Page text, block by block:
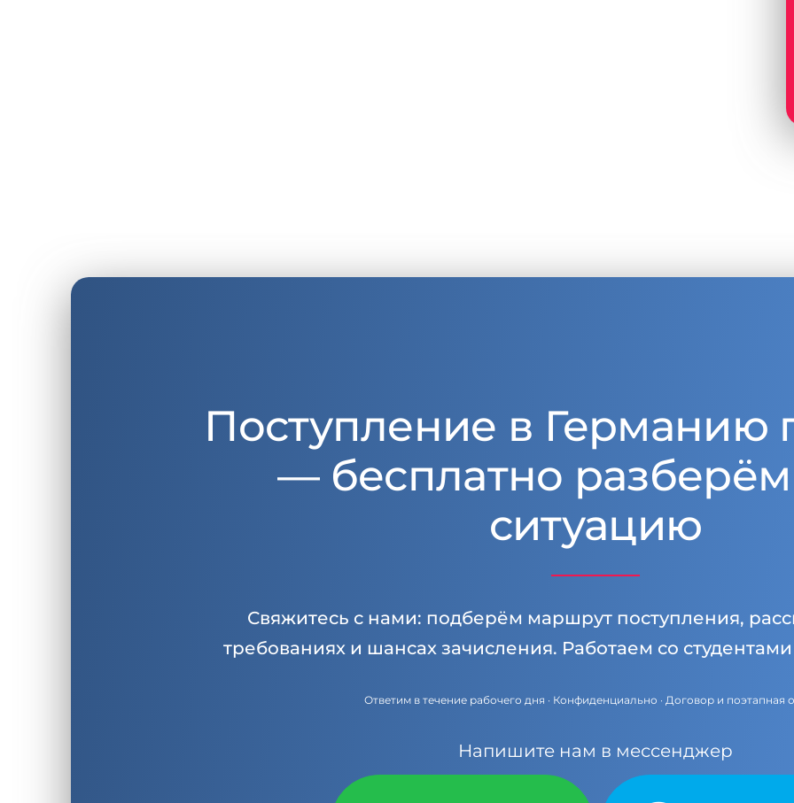
Поступление в Германию
— бесплатно
ситуацию
Свяжитесь с нами: подберём маршрут поступления,
требованиях и шансах зачисления. Работаем со
Ответим в течение рабочего дня · Конфиденциально · Договор и поэтапная
Напишите нам в мессенджер